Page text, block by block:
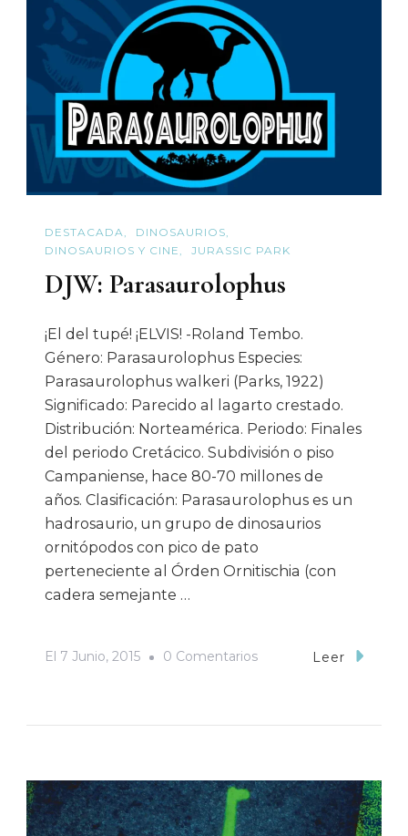
Quo
DESTACADA
DINOSAURIOS
DINOSAURIOS Y CINE
JURASSIC PARK
DJW: Parasaurolophus
¡El del tupé! ¡ELVIS! -Roland Tembo.
Género: Parasaurolophus Especies:
Parasaurolophus walkeri (Parks, 1922)
Significado: Parecido al lagarto crestado.
Distribución: Norteamérica. Periodo: Finales
del periodo Cretácico. Subdivisión o piso
Campaniense, hace 80-70 millones de
años. Clasificación: Parasaurolophus es un
hadrosaurio, un grupo de dinosaurios
ornitópodos con pico de pato
perteneciente al Órden Ornitischia (con
cadera semejante …
El 7 Junio, 2015 0 ComentariosEn
Leer